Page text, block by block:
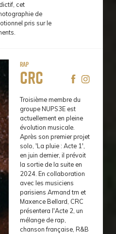
cet
de
pris sur le
Rap
CRC
Troisième membre du
groupe NUPS3E est
actuellement en pleine
évolution musicale.
Après son premier projet
solo, 'La pluie : Acte 1',
en juin dernier, il prévoit
la sortie de la suite en
2024. En collaboration
avec les musiciens
parisiens Armand trn et
Maxence Bellard, CRC
présentera l'Acte 2, un
mélange de rap,
chanson française, R&B